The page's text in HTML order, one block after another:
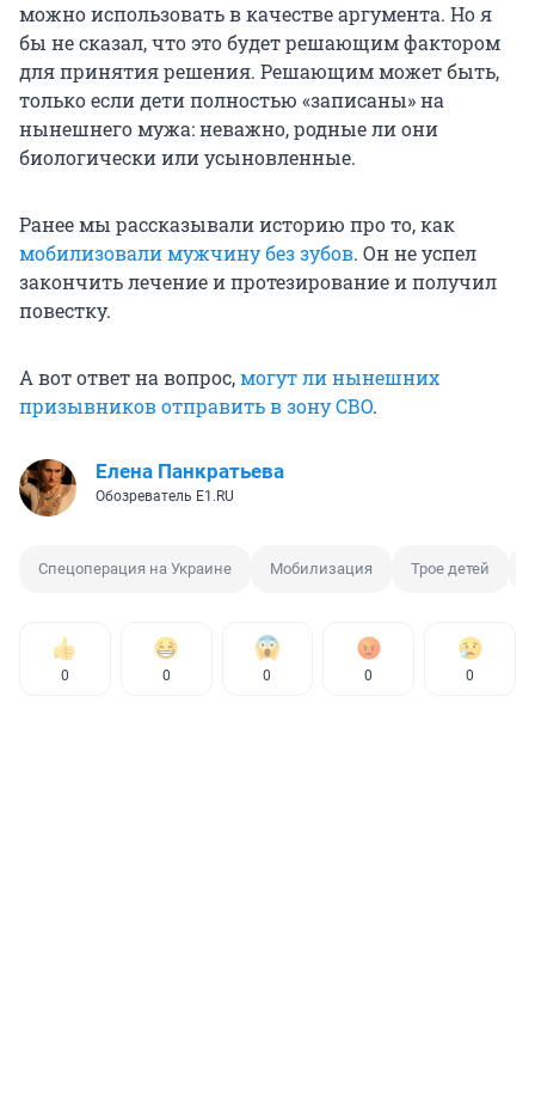
можно использовать в качестве аргумента. Но я
бы не сказал, что это будет решающим фактором
для принятия решения. Решающим может быть,
только если дети полностью «записаны» на
нынешнего мужа: неважно, родные ли они
биологически или усыновленные.
Ранее мы рассказывали историю про то, как
мобилизовали мужчину без зубов. Он не успел
закончить лечение и протезирование и получил
повестку.
А вот ответ на вопрос,могут ли нынешних
призывников отправить в зону СВО.
Елена Панкратьева
Обозреватель E1.RU
Спецоперация на Украине Мобилизация Трое детей
0 0 0 0 0